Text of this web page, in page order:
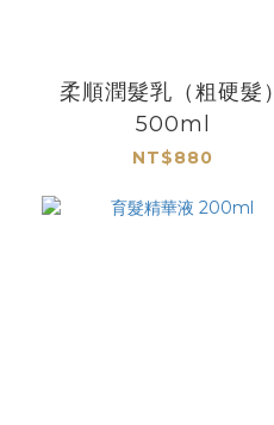
柔順潤髮乳（粗硬髮）
500ml
NT$880